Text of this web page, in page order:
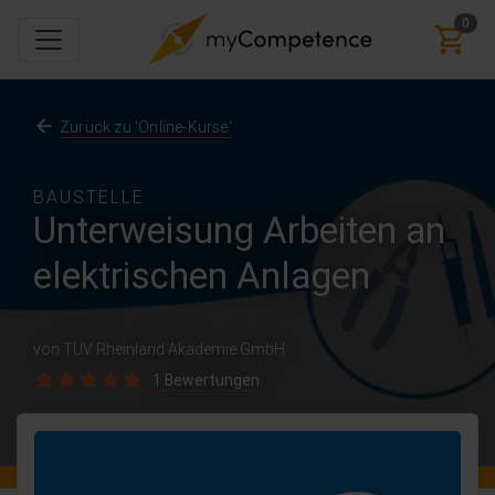
0
BAUSTELLE
Unterweisung Arbeiten an
elektrischen Anlagen
von TÜV Rheinland Akademie GmbH
1 Bewertungen
Zurück zu 'Online-Kurse'